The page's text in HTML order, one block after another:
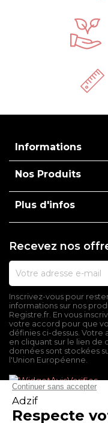
Informations
Nos Produits
Plus d'infos
Recevez nos
Inscrivez-vous pour
informations sur nos
Registre.fr. En vous
votre accord pour que
définies ci-dessus.
en cliquant sur le lien de
données sont stockées
l'Union Européenne.